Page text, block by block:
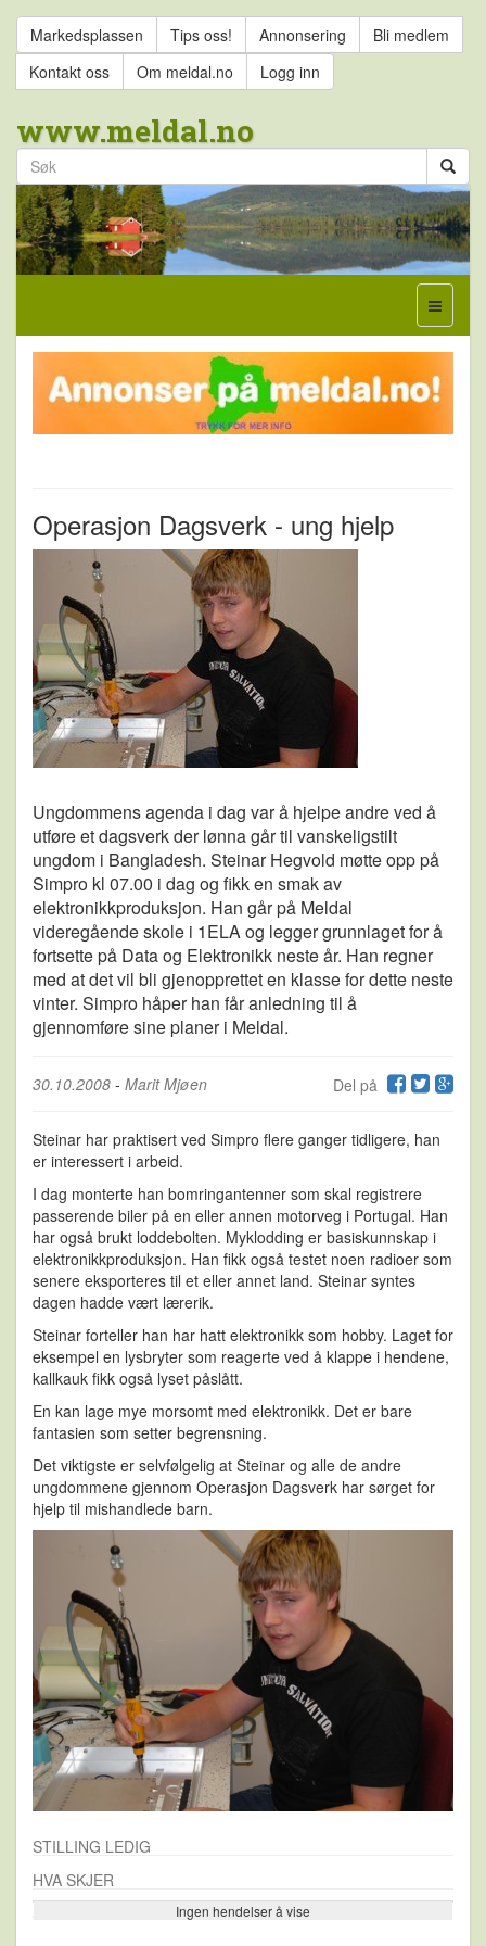
Markedsplassen Tips oss! Annonsering
Bli medlem
Kontakt oss
Om meldal.no Logg inn
www.meldal.no
Operasjon Dagsverk - ung hjelp
Ungdommens agenda i dag var å hjelpe andre ved å
utføre et dagsverk der lønna går til vanskeligstilt
ungdom i Bangladesh. Steinar Hegvold møtte opp på
Simpro kl 07.00 i dag og fikk en smak av
elektronikkproduksjon. Han går på Meldal
videregående skole i 1ELA og legger grunnlaget for å
fortsette på Data og Elektronikk neste år. Han regner
med at det vil bli gjenopprettet en klasse for dette neste
vinter. Simpro håper han får anledning til å
gjennomføre sine planer i Meldal.
Del på
30.10.2008 - Marit Mjøen
Steinar har praktisert ved Simpro flere ganger tidligere, han
er interessert i arbeid.
I dag monterte han bomringantenner som skal registrere
passerende biler på en eller annen motorveg i Portugal. Han
har også brukt loddebolten. Myklodding er basiskunnskap i
elektronikkproduksjon. Han fikk også testet noen radioer som
senere eksporteres til et eller annet land. Steinar syntes
dagen hadde vært lærerik.
Steinar forteller han har hatt elektronikk som hobby. Laget for
eksempel en lysbryter som reagerte ved å klappe i hendene,
kallkauk fikk også lyset påslått.
En kan lage mye morsomt med elektronikk. Det er bare
fantasien som setter begrensning.
Det viktigste er selvfølgelig at Steinar og alle de andre
ungdommene gjennom Operasjon Dagsverk har sørget for
hjelp til mishandlede barn.
STILLING LEDIG
HVA SKJER
Ingen hendelser å vise
Se flere…